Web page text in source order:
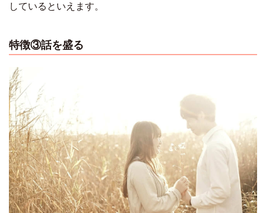
しているといえます。
特徴③話を盛る